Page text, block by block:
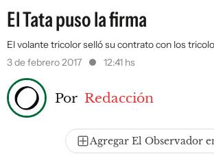
El Tata puso la firma
El volante tricolor selló su contrato con los
3 de febrero 2017
12:41 hs
Por Redacción
Agregar El Observador